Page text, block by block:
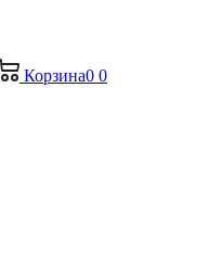
Корзина0 0